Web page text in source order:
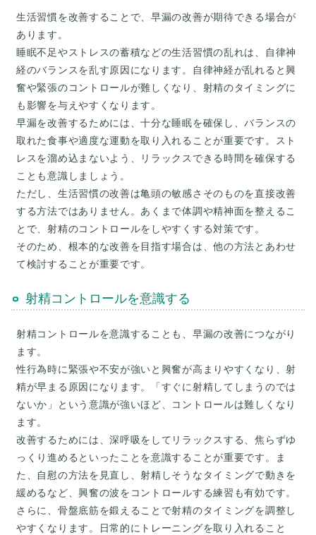
生活習慣を改善することで、早漏の改善が期待できる場合が
あります。
睡眠不足やストレスの蓄積などの生活習慣の乱れは、自律神
経のバランスを乱す原因になります。自律神経が乱れると興
奮や緊張のコントロールが難しくなり、射精のタイミングに
も影響を与えやすくなります。
早漏を改善するためには、十分な睡眠を確保し、バランスの
取れた食事や適度な運動を取り入れることが重要です。スト
レスを溜め込まないよう、リラックスできる時間を確保する
ことも意識しましょう。
ただし、生活習慣の改善は亀頭の敏感さそのものを直接改善
する方法ではありません。あくまで体調や精神面を整えるこ
とで、射精のコントロールをしやすくする対策です。
そのため、根本的な改善を目指す場合は、他の方法とあわせ
射精コントロールを意識する
射精コントロールを意識することも、早漏の改善につながり
ます。
性行為時に緊張や不安が強いと興奮が高まりやすくなり、射
精が早まる原因になります。「すぐに射精してしまうのでは
ないか」という意識が強いほど、コントロールは難しくなり
ます。
改善するためには、深呼吸をしてリラックスする、焦らずゆ
っくり進めるといったことを意識することが重要です。ま
た、自慰の方法を見直し、射精しそうなタイミングで動きを
緩めるなど、興奮の波をコントロールする練習も有効です。
さらに、骨盤底筋を鍛えることで射精のタイミングを調整し
やすくなります。日常的にトレーニングを取り入れること